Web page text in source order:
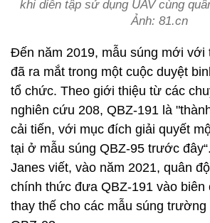
khi diễn tập sử dụng UAV cùng
Ảnh: 81.cn
Đến năm 2019, mẫu súng mới với
đã ra mắt trong một cuộc duyệt
tổ chức. Theo giới thiệu từ các
nghiên cứu 208, QBZ-191 là
cải tiến, với mục đích giải quyết
tại ở mẫu súng QBZ-95 trước
Janes viết, vào năm 2021, quân
chính thức đưa QBZ-191 vào biên
thay thế cho các mẫu súng trường